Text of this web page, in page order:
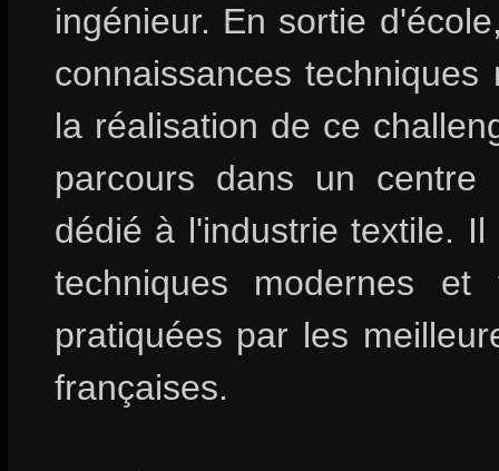
ingénieur. En sortie
connaissances techniques
la réalisation de ce
parcours dans un centre
dédié à l'industrie textile.
techniques modernes et
pratiquées par les
françaises.